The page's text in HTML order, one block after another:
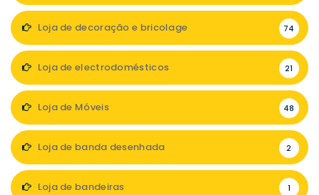
Loja de decoração e bricolage 74
Loja de electrodomésticos 21
Loja de Móveis 48
Loja de banda desenhada 2
Loja de bandeiras 1